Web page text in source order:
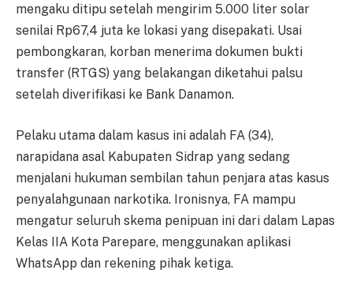
mengaku ditipu setelah mengirim 5.000 liter solar
senilai Rp67,4 juta ke lokasi yang disepakati. Usai
pembongkaran, korban menerima dokumen bukti
transfer (RTGS) yang belakangan diketahui palsu
setelah diverifikasi ke Bank Danamon.
Pelaku utama dalam kasus ini adalah FA (34),
narapidana asal Kabupaten Sidrap yang sedang
menjalani hukuman sembilan tahun penjara atas kasus
penyalahgunaan narkotika. Ironisnya, FA mampu
mengatur seluruh skema penipuan ini dari dalam Lapas
Kelas IIA Kota Parepare, menggunakan aplikasi
WhatsApp dan rekening pihak ketiga.